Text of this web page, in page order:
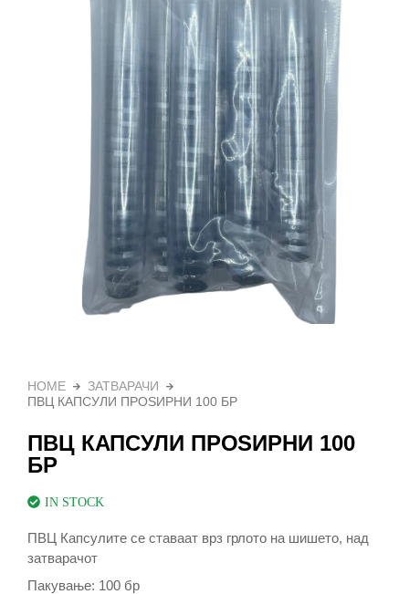
HOME
ЗАТВАРАЧИ
ПВЦ КАПСУЛИ ПРОЅИРНИ 100 БР
ПВЦ КАПСУЛИ ПРОЅИРНИ 100
БР
IN STOCK
ПВЦ Капсулите се ставаат врз грлото на шишето, над
затварачот
Пакување: 100 бр